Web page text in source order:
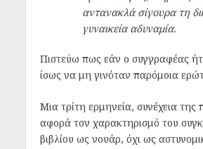
αντανακλά σίγουρα τη
γυναικεία αδυναμία.
Πιστεύω πως εάν ο συγγραφέας
ίσως να μη γινόταν παρόμοια
Μια τρίτη ερμηνεία, συνέχεια
αφορά τον χαρακτηρισμό του
βιβλίου ως νουάρ, όχι ως